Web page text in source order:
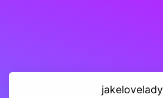
jakelovelady